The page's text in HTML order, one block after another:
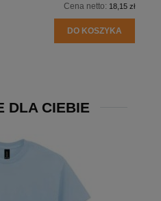
Cena netto: 18,15 zł
DO KOSZYKA
DLA CIEBIE